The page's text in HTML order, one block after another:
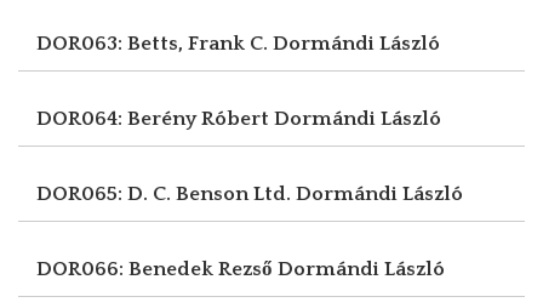
DOR063: Betts, Frank C. Dormándi László
DOR064: Berény Róbert Dormándi László
DOR065: D. C. Benson Ltd. Dormándi László
DOR066: Benedek Rezső Dormándi László